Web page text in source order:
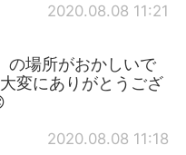
2020.08.08 11:21
の場所がおかしいで
変にありがとうござ
2020.08.08 11:18